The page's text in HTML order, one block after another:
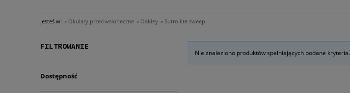
Jesteś w: » Okulary przeciwsłoneczne » Oakley » Sutro lite sweep
FILTROWANIE
Dostępność
Nie znaleziono produktów spełniających podane kryteria.